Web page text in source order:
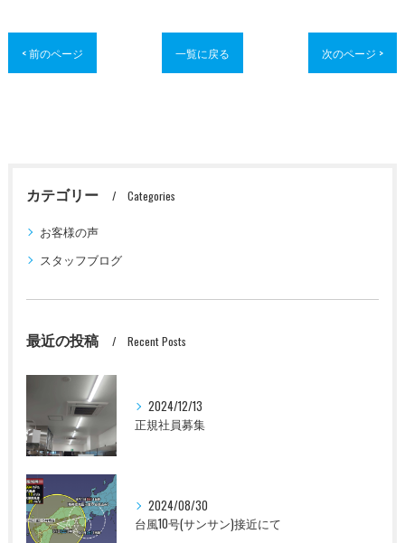
< 前のページ 一覧に戻る 次のページ >
カテゴリー Categories
お客様の声
スタッフブログ
最近の投稿 Recent Posts
2024/12/13
正規社員募集
2024/08/30
台風10号(サンサン)接近にて